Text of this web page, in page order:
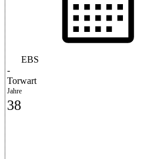
EBS
-
Torwart
Jahre
38